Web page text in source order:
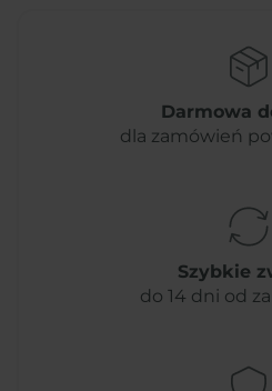
Darmowa
dla zamówień
Szybkie
do 14 dni od